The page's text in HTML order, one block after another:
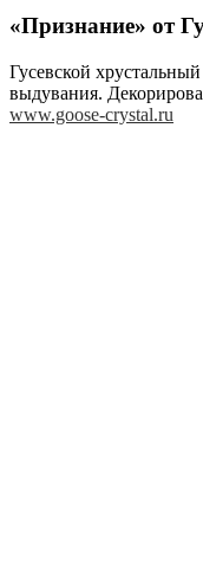
«Признание» от
Гусевской
выдувания.
www.goose-crystal.ru